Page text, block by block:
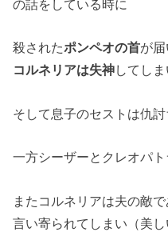
の話をしている時に
殺されたポンペオの首が届
コルネリアは失神してしま
そして息子のセストは仇討
一方シーザーとクレオパ
またコルネリアは夫の敵
言い寄られてしまい（美し